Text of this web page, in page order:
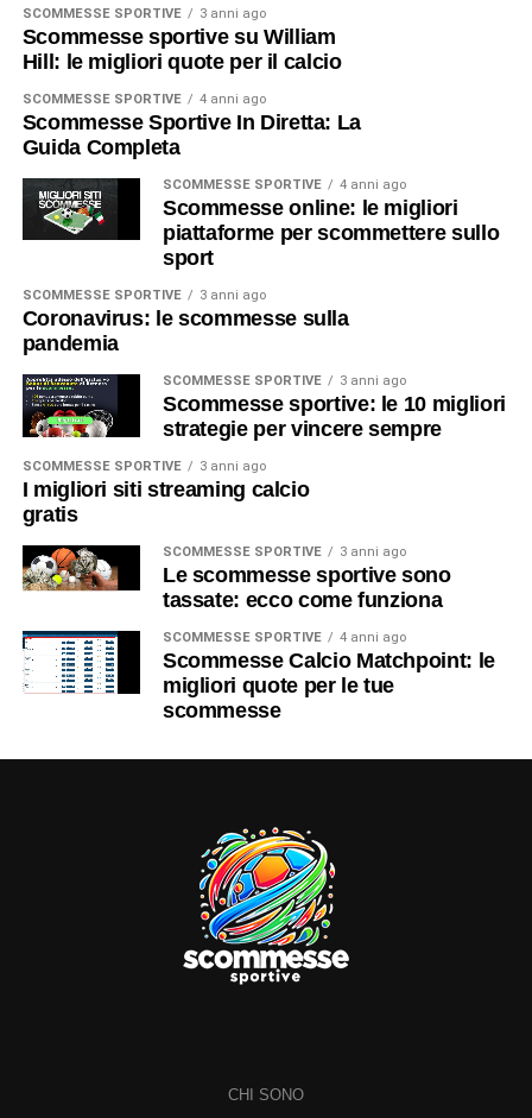
SCOMMESSE SPORTIVE 3 anni ago
Scommesse sportive su William
Hill: le migliori quote per il calcio
SCOMMESSE SPORTIVE 4 anni ago
Scommesse Sportive In Diretta: La
Guida Completa
SCOMMESSE SPORTIVE 4 anni ago
Scommesse online: le migliori
piattaforme per scommettere sullo
sport
SCOMMESSE SPORTIVE 3 anni ago
Coronavirus: le scommesse sulla
pandemia
SCOMMESSE SPORTIVE 3 anni ago
Scommesse sportive: le 10 migliori
strategie per vincere sempre
SCOMMESSE SPORTIVE 3 anni ago
I migliori siti streaming calcio
gratis
SCOMMESSE SPORTIVE 3 anni ago
Le scommesse sportive sono
tassate: ecco come funziona
SCOMMESSE SPORTIVE 4 anni ago
Scommesse Calcio Matchpoint: le
migliori quote per le tue
scommesse
CHI SONO